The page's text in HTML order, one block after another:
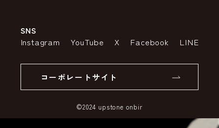
特定商取引法の表示
SSLサーバー証明書とは
SNS
Instagram YouTube X Facebook LINE
コーポレートサイト
©2024 upstone onbir